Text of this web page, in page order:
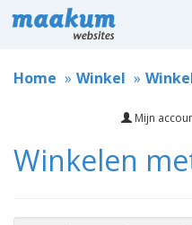
Home Winkel
Mijn
Winkelen